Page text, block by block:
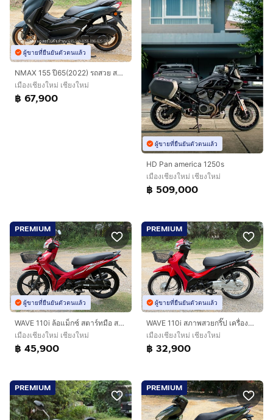
ผู้ขายที่ยืนยันตัวตนแล้ว
NMAX 155 ปี65(2022) รถสวย สภาพนางฟ้า ผู้หญิงใช้จ้าวแรกมือเดียวออกห้าง ฟรีดาวน์ ออกรถ 0 บาท ไม่ใช้คนค้ำ ผ่อนสบายๆ จร้า
เมืองเชียงใหม่ เชียงใหม่
฿ 67,900
ผู้ขายที่ยืนยันตัวตนแล้ว
HD Pan america 1250s
เมืองเชียงใหม่ เชียงใหม่
฿ 509,000
PREMIUM
ผู้ขายที่ยืนยันตัวตนแล้ว
WAVE 110i ล้อแม็กซ์ สตาร์ทมือ สภาพสวยกริ๊ป รถจ้าวแรกมือเดียว ปี67(2024) ดาวน์เพียง 1900 ไม่ค้ำ ผ่อนสบายๆ จร้า
เมืองเชียงใหม่ เชียงใหม่
฿ 45,900
PREMIUM
ผู้ขายที่ยืนยันตัวตนแล้ว
WAVE 110i สภาพสวยกริ๊ป เครื่องดีมาก รถปี66(2023) ฟรีดาวน์ ออกรถ 0 บาท ไม่ค้ำ ผ่อนสบายๆ จร้า
เมืองเชียงใหม่ เชียงใหม่
฿ 32,900
PREMIUM PREMIUM